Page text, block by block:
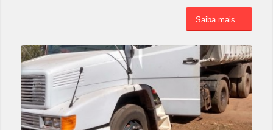
Saiba mais...